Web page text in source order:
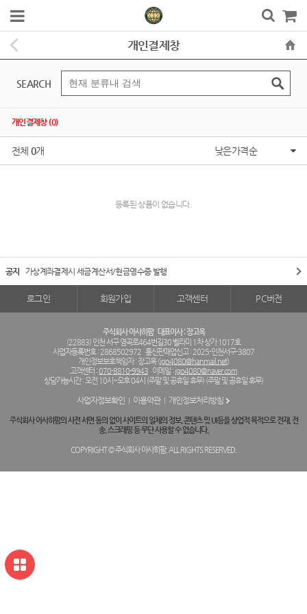
개인결제창
SEARCH
개인결제창 (0)
전체 0개 낮은가격순
등록된 상품이 없습니다.
공지 가상계좌결제시 세금계산서/현금영수증 발행
로그인 회원가입 고객센터 PC버전
주식회사 아사히팜 대표이사 : 장고옥
(22883) 인천 서구 염곡로464번길30 벨라미 1차 상가 1017호
사업자등록번호 : 2868502972 통신판매업신고 : 2025-인천서구-3807
개인정보보호책임자 : 장고옥 (jgo4080@hanmail.net)
고객센터 :070-8810-9943 이메일 : jgo4080@naver.com
상담가능시간 : 오전 10시~오후 04시 (주말 및 공휴일 휴무) (주말 및 공휴일 휴무)
사업자정보확인 이용약관 개인정보처리방침
주식회사 아사히팜의 사전 서면 동의 없이 사이트의 일체의 정보, 콘텐츠 및 UI등을 상업적 목적으로 전재, 전
송, 스크래핑 등 무단 사용할 수 없습니다.
COPYRIGHT © 주식회사 아사히팜. ALL RIGHTS RESERVED.